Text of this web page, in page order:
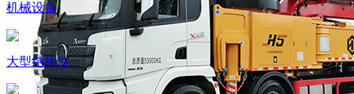
机械设备
大型结构件